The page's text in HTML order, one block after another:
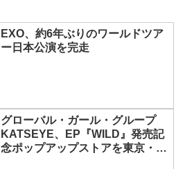
EXO、約6年ぶりのワールドツア
ー日本公演を完走
グローバル・ガール・グループ
KATSEYE、EP『WILD』発売記
念ポップアップストアを東京・原